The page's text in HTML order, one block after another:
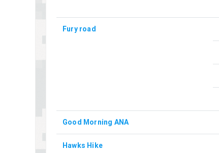
Fury road
Good Morning ANA
Hawks Hike